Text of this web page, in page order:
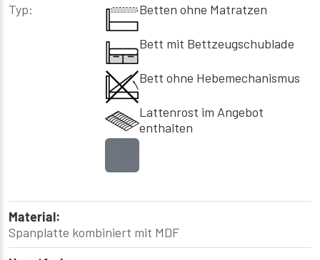
Typ: Betten ohne Matratzen
Bett mit Bettzeugschublade
Bett ohne Hebemechanismus
Lattenrost im Angebot
enthalten
Material:
Spanplatte kombiniert mit MDF